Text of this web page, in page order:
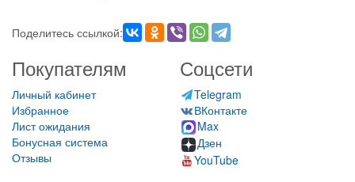
Поделитесь ссылкой:
Покупателям
Личный кабинет
Избранное
Лист ожидания
Бонусная система
Отзывы
Соцсети
Telegram
ВКонтакте
Max
Дзен
YouTube